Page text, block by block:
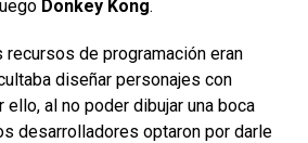
Donkey Kong.
recursos de programación eran
diseñar personajes con
al no poder dibujar una boca
desarrolladores optaron por darle